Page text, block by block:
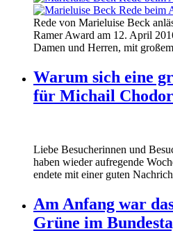
Rede von Marieluise Beck
Ramer Award am 12. April
Damen und Herren, mit
Warum sich eine
für Michail
Liebe Besucherinnen und
haben wieder aufregende
endete mit einer guten
Am Anfang war
Grüne im